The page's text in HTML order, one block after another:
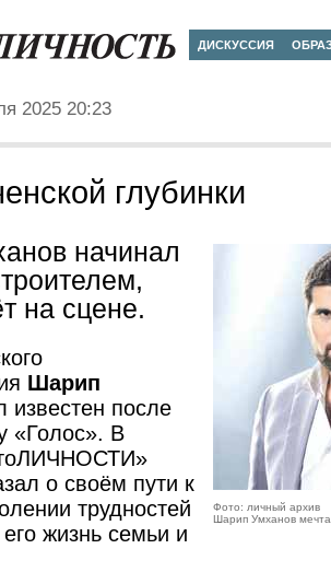
ДИСКУССИЯ
2025 20:23
глубинки
Фото: личный архив
Шарип Умханов
начинал
на сцене.
Шарип
известен после
«Голос». В
о своём пути к
трудностей
жизнь семьи и